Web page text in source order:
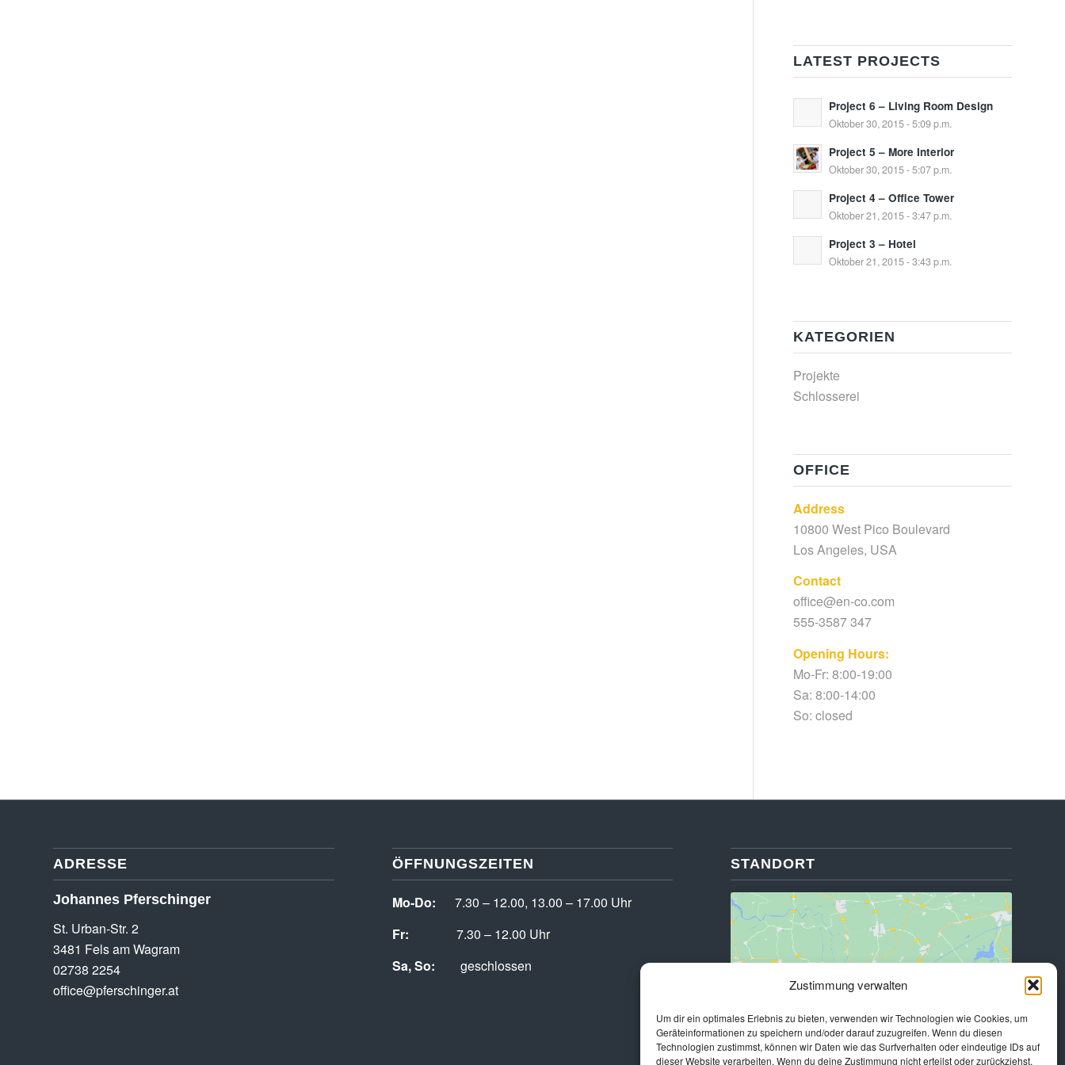
Zustimmung verwalten
Um dir ein optimales Erlebnis zu bieten, verwenden wir Technologien wie Cookies, um
Geräteinformationen zu speichern und/oder darauf zuzugreifen. Wenn du diesen
Technologien zustimmst, können wir Daten wie das Surfverhalten oder eindeutige IDs auf
dieser Website verarbeiten. Wenn du deine Zustimmung nicht erteilst oder zurückziehst,
LATEST PROJECTS
Project 6 – Living Room Design
Oktober 30, 2015 - 5:09 p.m.
Project 5 – More Interior
Oktober 30, 2015 - 5:07 p.m.
Project 4 – Office Tower
Oktober 21, 2015 - 3:47 p.m.
Project 3 – Hotel
Oktober 21, 2015 - 3:43 p.m.
KATEGORIEN
Projekte
Schlosserei
OFFICE
Address
10800 West Pico Boulevard
Los Angeles, USA
Contact
office@en-co.com
555-3587 347
Opening Hours:
Mo-Fr: 8:00-19:00
Sa: 8:00-14:00
So: closed
ADRESSE
Johannes Pferschinger
St. Urban-Str. 2
3481 Fels am Wagram
02738 2254
office@pferschinger.at
ÖFFNUNGSZEITEN
Mo-Do: 7.30 – 12.00, 13.00 – 17.00 Uhr
Fr: 7.30 – 12.00 Uhr
Sa, So: geschlossen
STANDORT
Klicke hier, um Marketing-Cookies zu